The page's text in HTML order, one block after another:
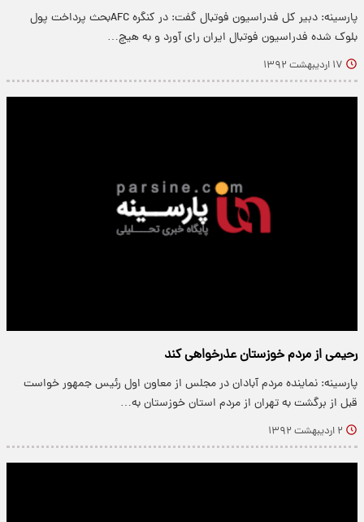
پارسینه: دبیر کل فدراسیون فوتبال گفت: در کنگره AFCبحث پرداخت پول
بلوک شده فدراسیون فوتبال ایران رای آورد و به هیچ…
۱۷ اردیبهشت ۱۳۹۲
رحیمی از مردم خوزستان عذرخواهی کند
پارسینه: نماینده مردم آبادان در مجلس از معاون اول رئیس جمهور خواست
قبل از برگشت به تهران از مردم استان خوزستان به…
۲ اردیبهشت ۱۳۹۲